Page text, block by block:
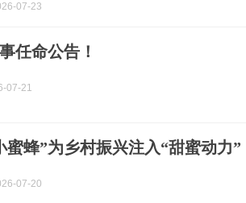
07-23
任命公告！
07-21
蜜蜂”为乡村振兴注入“甜蜜动力”
07-20